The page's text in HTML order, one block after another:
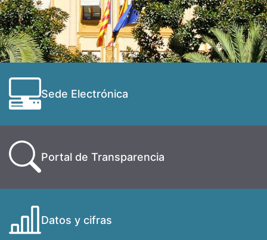
Sede Electrónica
Portal de Transparencia
Datos y cifras